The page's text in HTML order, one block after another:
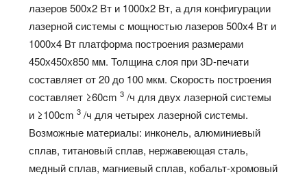
лазеров 500х2 Вт и 1000х2 Вт, а для конфигурации
лазерной системы с мощностью лазеров 500х4 Вт и
1000х4 Вт платформа построения размерами
450х450х850 мм. Толщина слоя при 3D-печати
составляет от 20 до 100 мкм. Скорость построения
составляет ≥60cm3 /ч для двух лазерной системы
и ≥100cm3 /ч для четырех лазерной системы.
Возможные материалы: инконель, алюминиевый
сплав, титановый сплав, нержавеющая сталь,
медный сплав, магниевый сплав, кобальт-хромовый